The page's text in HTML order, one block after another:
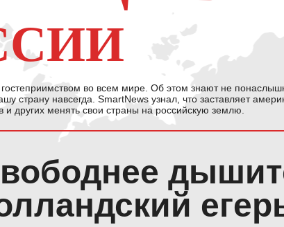
во всем мире. Об этом знают не
страну навсегда. SmartNews узнал, что заставляет
и других менять свои страны на российскую землю.